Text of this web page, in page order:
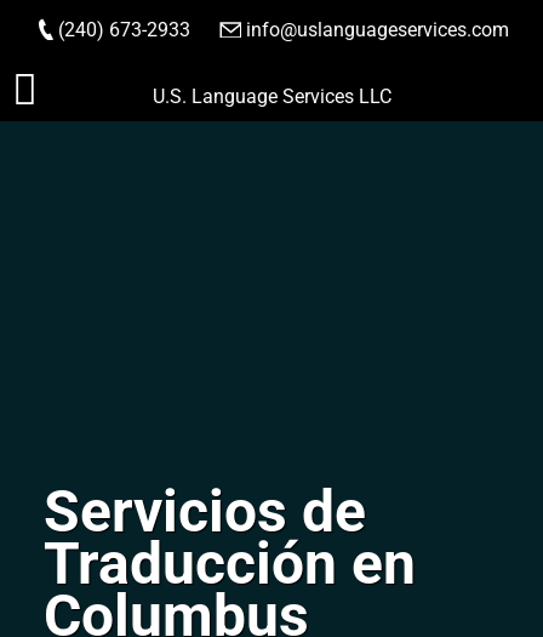
Saltar
(240) 673-2933 info@uslanguageservices.com
HACER PEDIDO
U.S. Language Services LLC
Servicios de
Traducción en
Columbus